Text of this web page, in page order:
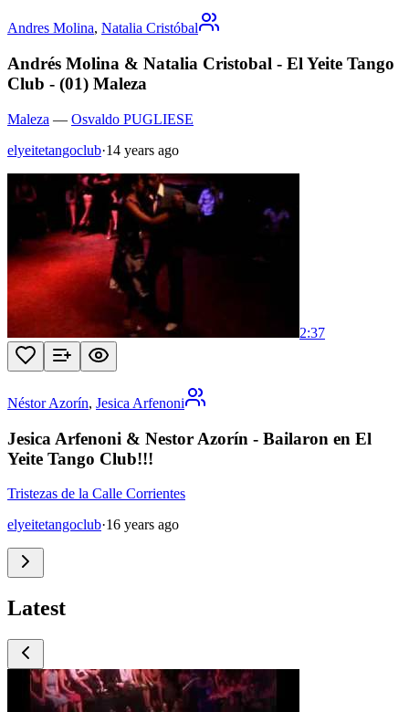
Andres Molina, Natalia Cristóbal
Andrés Molina & Natalia Cristobal - El Yeite Tango
Club - (01) Maleza
Maleza — Osvaldo PUGLIESE
elyeitetangoclub·14 years ago
2:37
Néstor Azorín, Jesica Arfenoni
Jesica Arfenoni & Nestor Azorín - Bailaron en El
Yeite Tango Club!!!
Tristezas de la Calle Corrientes
elyeitetangoclub·16 years ago
Latest